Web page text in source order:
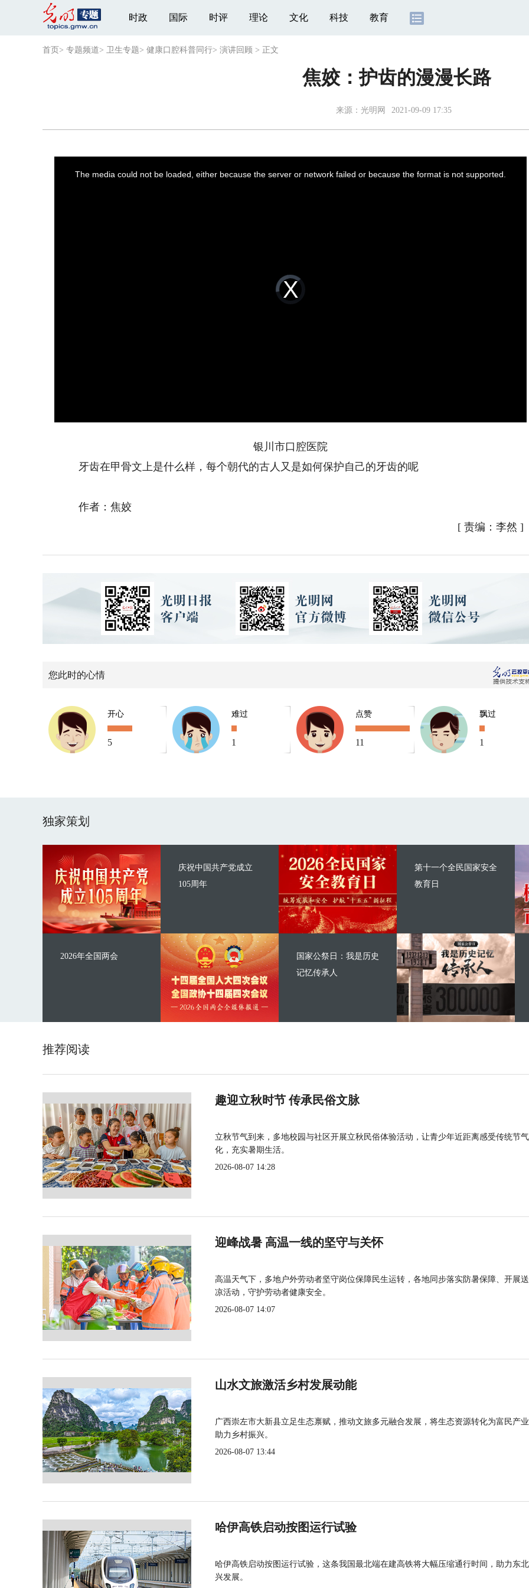
时政 国际 时评 理论 文化 科技 教育
首页 > 专题频道> 卫生专题> 健康口腔科普同行> 演讲回顾 > 正文
焦姣：护齿的漫漫长路
来源：光明网 2021-09-09 17:35
Video
Player
loading.
The media could not be loaded, either because the server or network failed or because the format is not supported.
银川市口腔医院
牙齿在甲骨文上是什么样，每个朝代的古人又是如何保护自己的牙齿的呢
作者：焦姣
[ 责编：李然 ]
您此时的心情
开心
5
难过
1
点赞
11
飘过
1
独家策划
庆祝中国共产党成立
105周年
2026年全国两会
第十一个全民国家安全
教育日
国家公祭日：我是历史
记忆传承人
推荐阅读
趣迎立秋时节 传承民俗文脉
立秋节气到来，多地校园与社区开展立秋民俗体验活动，让青少年近距离感受传统节
化，充实暑期生活。
2026-08-07 14:28
迎峰战暑 高温一线的坚守与关怀
高温天气下，多地户外劳动者坚守岗位保障民生运转，各地同步落实防暑保障、开展
凉活动，守护劳动者健康安全。
2026-08-07 14:07
山水文旅激活乡村发展动能
广西崇左市大新县立足生态禀赋，推动文旅多元融合发展，将生态资源转化为富民产
助力乡村振兴。
2026-08-07 13:44
哈伊高铁启动按图运行试验
哈伊高铁启动按图运行试验，这条我国最北端在建高铁将大幅压缩通行时间，助力东
兴发展。